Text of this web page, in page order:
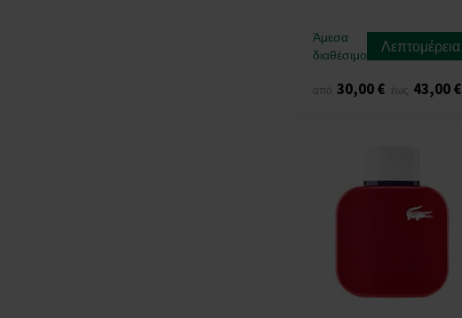
Άμεσα
διαθέσιμο
Λεπτομέρεια
από 30,00 € έως 43,00 €